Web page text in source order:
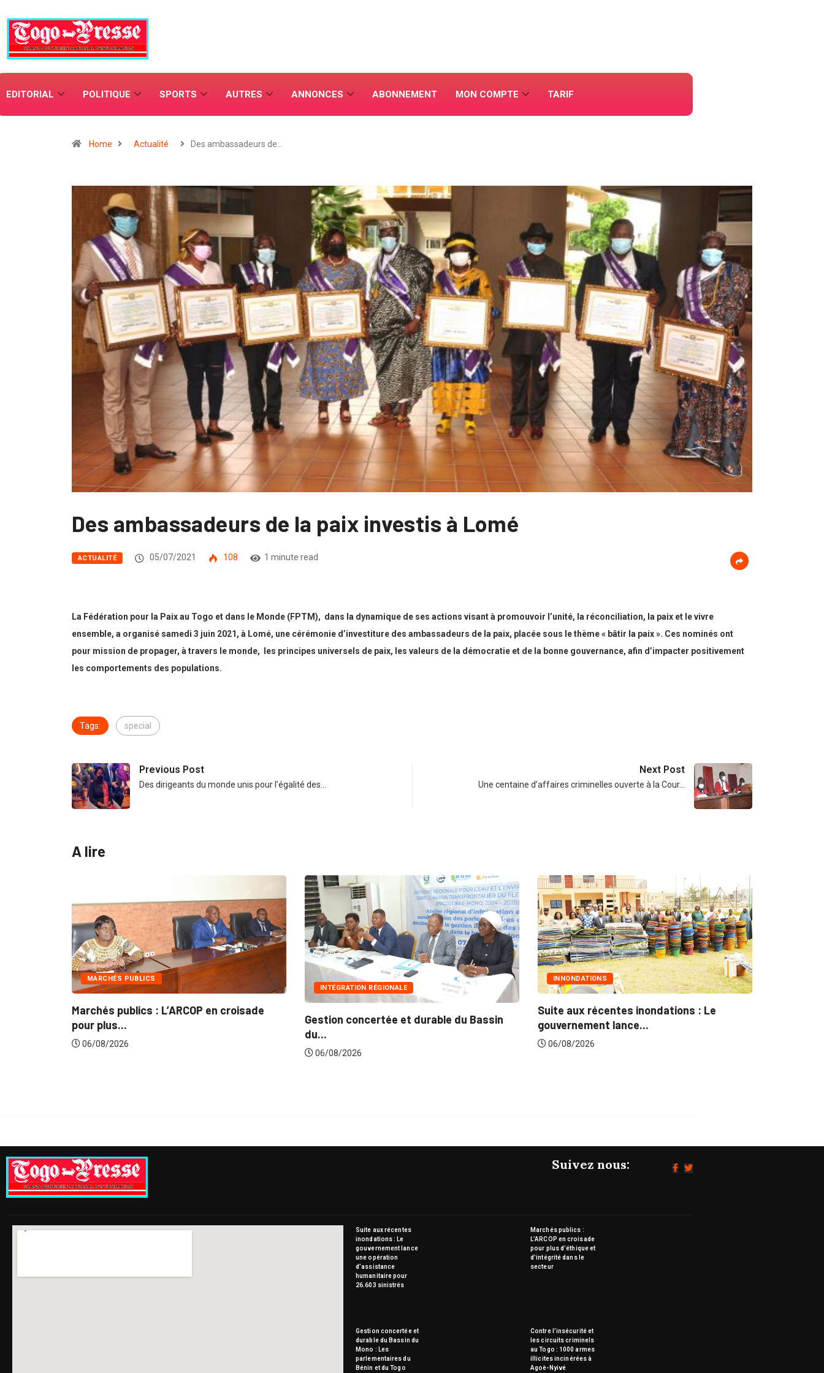
EDITORIAL POLITIQUE SPORTS AUTRES ANNONCES ABONNEMENT MON COMPTE TARIF
Home Actualité Des ambassadeurs de…
Des ambassadeurs de la paix investis à Lomé
ACTUALITÉ 05/07/2021 108 1 minute read
La Fédération pour la Paix au Togo et dans le Monde (FPTM), dans la dynamique de ses actions visant à promouvoir l’unité, la réconciliation, la paix et le vivre
ensemble, a organisé samedi 3 juin 2021, à Lomé, une cérémonie d’investiture des ambassadeurs de la paix, placée sous le thème « bâtir la paix ». Ces nominés ont
pour mission de propager, à travers le monde, les principes universels de paix, les valeurs de la démocratie et de la bonne gouvernance, afin d’impacter positivement
les comportements des populations.
Tags: special
Previous Post
Des dirigeants du monde unis pour l’égalité des…
Next Post
Une centaine d’affaires criminelles ouverte à la Cour…
A lire
MARCHÉS PUBLICS
Marchés publics : L’ARCOP en croisade
pour plus...
06/08/2026
INTÉGRATION RÉGIONALE
Gestion concertée et durable du Bassin
06/08/2026
INNONDATIONS
Suite aux récentes inondations : Le
gouvernement lance...
06/08/2026
MARCHÉS PUBLICS
Suivez nous:
Suite aux récentes
inondations : Le
gouvernement lance
une opération
d’assistance
humanitaire pour
26.603 sinistrés
Marchés publics :
L’ARCOP en croisade
pour plus d’éthique et
d’intégrité dans le
secteur
Gestion concertée et
durable du Bassin du
Mono : Les
parlementaires du
Bénin et du Togo
Contre l’insécurité et
les circuits criminels
au Togo : 1000 armes
illicites incinérées à
Agoè-Nyivé